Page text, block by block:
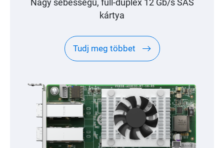
Nagy sebességű, full-duplex 12 Gb/s SAS
kártya
Tudj meg többet